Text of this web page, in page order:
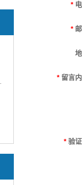
*
*
* 留言
* 验